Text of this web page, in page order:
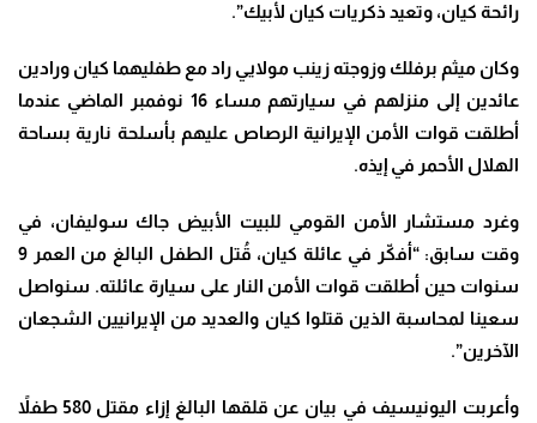
رائحة كيان، وتعيد ذكريات كيان لأبيك”.
وكان ميثم برفلك وزوجته زينب مولايي راد مع طفليهما كيان ورادين
عائدين إلى منزلهم في سيارتهم مساء 16 نوفمبر الماضي عندما
أطلقت قوات الأمن الإيرانية الرصاص عليهم بأسلحة نارية بساحة
الهلال الأحمر في إيذه.
وغرد مستشار الأمن القومي للبيت الأبيض جاك سوليفان، في
وقت سابق: “أفكّر في عائلة كيان، قُتل الطفل البالغ من العمر 9
سنوات حين أطلقت قوات الأمن النار على سيارة عائلته. سنواصل
سعينا لمحاسبة الذين قتلوا كيان والعديد من الإيرانيين الشجعان
الآخرين”.
وأعربت اليونيسيف في بيان عن قلقها البالغ إزاء مقتل 580 طفلاً